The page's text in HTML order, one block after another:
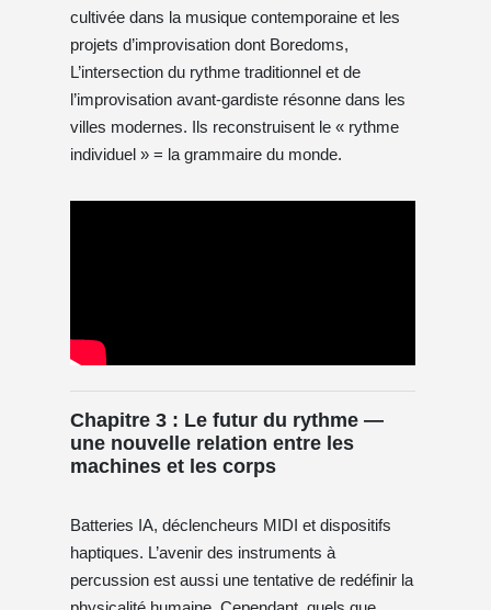
cultivée dans la musique contemporaine et les
projets d’improvisation dont Boredoms,
L’intersection du rythme traditionnel et de
l’improvisation avant-gardiste résonne dans les
villes modernes. Ils reconstruisent le « rythme
individuel » = la grammaire du monde.
Chapitre 3 : Le futur du rythme —
une nouvelle relation entre les
machines et les corps
Batteries IA, déclencheurs MIDI et dispositifs
haptiques. L’avenir des instruments à
percussion est aussi une tentative de redéfinir la